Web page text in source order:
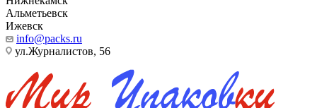
Альметьевск
Ижевск
info@packs.ru
ул.Журналистов, 56